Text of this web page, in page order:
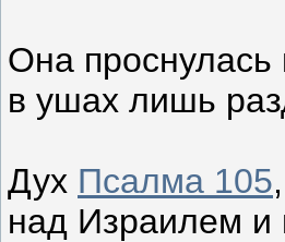
Она
в ушах лишь
Дух Псалма 105
над Израилем и